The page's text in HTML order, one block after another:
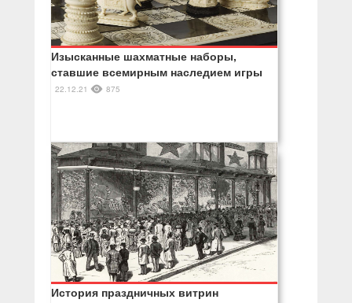
Изысканные шахматные наборы,
ставшие всемирным наследием игры
22.12.21 875
История праздничных витрин